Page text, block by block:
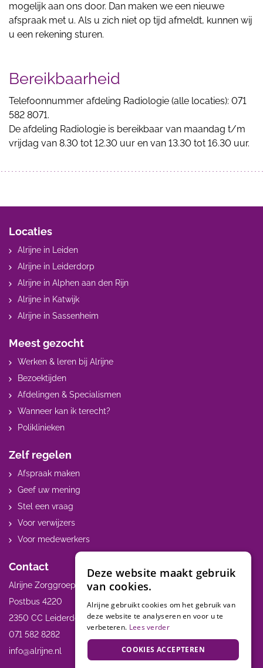
mogelijk aan ons door. Dan maken we een nieuwe
afspraak met u. Als u zich niet op tijd afmeldt, kunnen wij
u een rekening sturen.
Bereikbaarheid
Telefoonnummer afdeling Radiologie (alle locaties): 071
582 8071.
De afdeling Radiologie is bereikbaar van maandag t/m
vrijdag van 8.30 tot 12.30 uur en van 13.30 tot 16.30 uur.
Locaties
Alrijne in Leiden
Alrijne in Leiderdorp
Alrijne in Alphen aan den Rijn
Alrijne in Katwijk
Alrijne in Sassenheim
Meest gezocht
Werken & leren bij Alrijne
Bezoektijden
Afdelingen & Specialismen
Wanneer kan ik terecht?
Poliklinieken
Zelf regelen
Afspraak maken
Geef uw mening
Stel een vraag
Voor verwijzers
Voor medewerkers
Contact
Alrijne Zorggroep
Postbus 4220
2350 CC Leiderdorp
071 582 8282
info@alrijne.nl
Deze website maakt gebruik
van cookies.
Alrijne gebruikt cookies om het gebruik van
deze website te analyseren en voor u te
verbeteren. Lees verder
COOKIES ACCEPTEREN